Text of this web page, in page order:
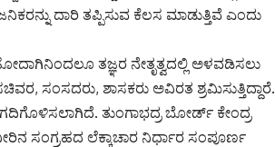
ದಾರಿ ತಪ್ಪಿಸುವ ಕೆಲಸ ಮಾಡುತ್ತಿವೆ ಎಂದು
ತಜ್ಞರ ನೇತೃತ್ವದಲ್ಲಿ ಅಳವಡಿಸಲು
ಸಂಸದರು, ಶಾಸಕರು ಅವಿರತ ಶ್ರಮಿಸುತ್ತಿದ್ದಾರೆ.
ತುಂಗಾಭದ್ರ ಬೋರ್ಡ್ ಕೇಂದ್ರ
ಸಂಗ್ರಹದ ಲೆಕ್ಕಾಚಾರ ನಿರ್ಧಾರ ಸಂಪೂರ್ಣ